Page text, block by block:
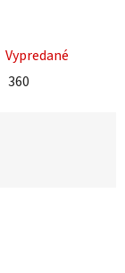
Vypredané
360